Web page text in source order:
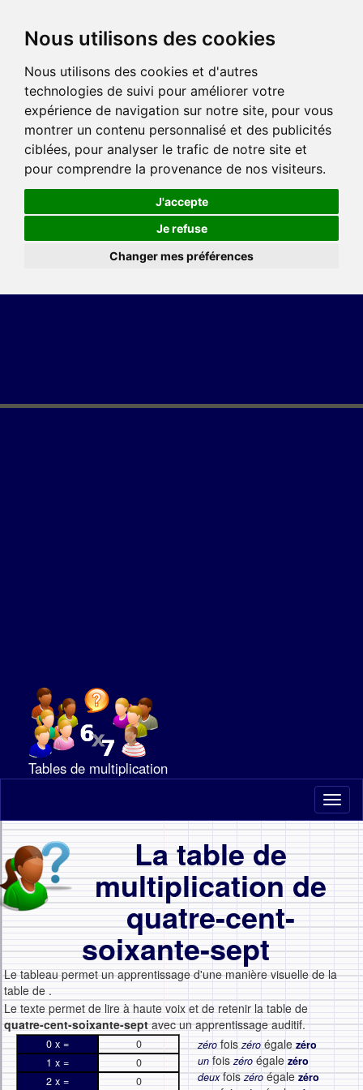
Nous utilisons des cookies
Nous utilisons des cookies et d'autres
technologies de suivi pour améliorer votre
expérience de navigation sur notre site, pour vous
montrer un contenu personnalisé et des publicités
ciblées, pour analyser le trafic de notre site et
pour comprendre la provenance de nos visiteurs.
J'accepte
Je refuse
Changer mes préférences
Tables de multiplication
La table de
multiplication de
quatre-cent-
soixante-sept
Le tableau permet un apprentissage d'une manière visuelle de la
table de .
Le texte permet de lire à haute voix et de retenir la table de
quatre-cent-soixante-septavec un apprentissage auditif.
0 x =
0
1 x =
0
2 x =
0
zérofoiszéroégalezéro
un foiszéro égale zéro
deuxfoiszéroégalezéro